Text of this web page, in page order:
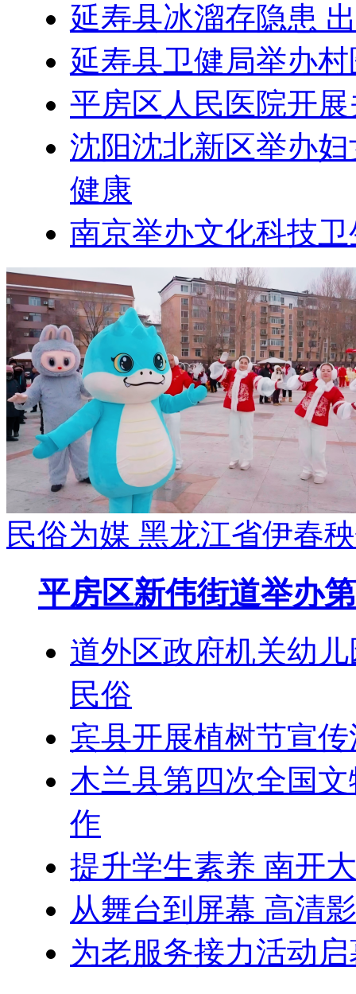
延寿县冰溜存隐患
延寿县卫健局举办
平房区人民医院开
沈阳沈北新区举办
健康
南京举办文化科技
民俗为媒 黑龙江省伊春
平房区新伟街道举办
道外区政府机关幼
民俗
宾县开展植树节宣
木兰县第四次全国
作
提升学生素养 南开
从舞台到屏幕 高清
为老服务接力活动